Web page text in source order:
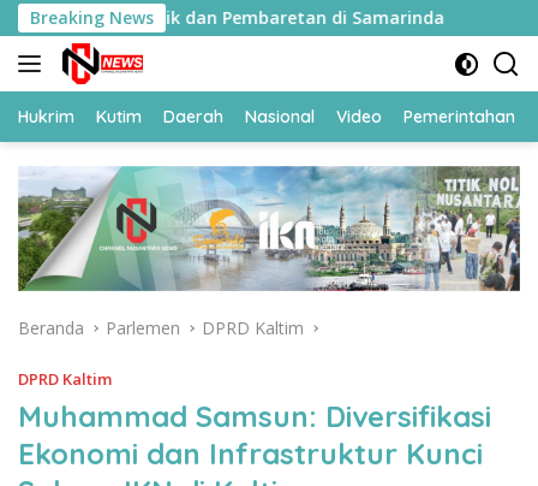
Langsung
ke
konten
Breaking News
Fisik dan Pembaretan di Samarinda 119 CPNS
Hukrim Kutim Daerah Nasional Video Pemerintahan
Beranda Parlemen DPRD Kaltim
DPRD Kaltim
Muhammad Samsun: Diversifikasi
Ekonomi dan Infrastruktur Kunci